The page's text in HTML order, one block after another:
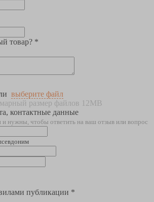
товар? *
выберите файл
размер файлов 12MB
контактные данные
нужны, чтобы ответить на ваш отзыв или вопрос
публикации *